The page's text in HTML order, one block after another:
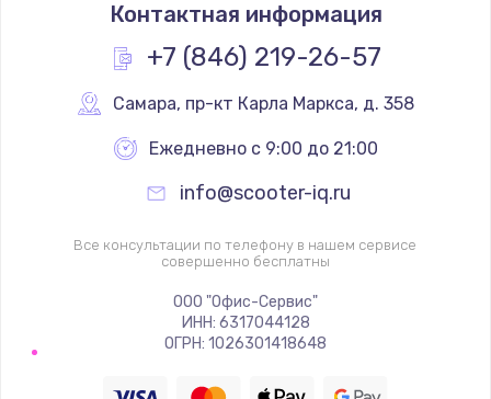
Контактная информация
+7 (846) 219-26-57
Самара, пр-кт Карла Маркса, д. 358
Ежедневно с 9:00 до 21:00
info@scooter-iq.ru
Все консультации по телефону в нашем сервисе
совершенно бесплатны
ООО "Офис-Сервис"
ИНН: 6317044128
ОГРН: 1026301418648